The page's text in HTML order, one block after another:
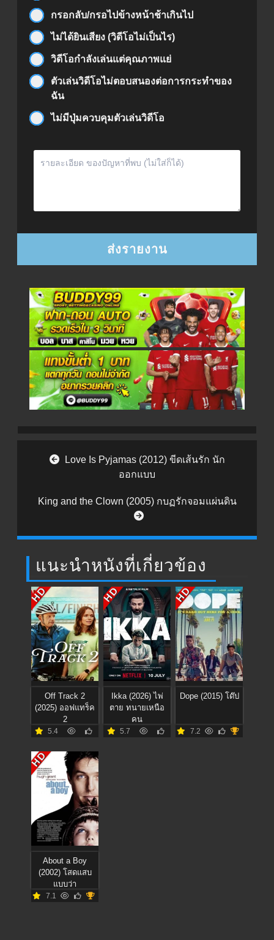
กรอกลับ/กรอไปข้างหน้าช้าเกินไป
ไม่ได้ยินเสียง (วิดีโอไม่เป็นไร)
วิดีโอกำลังเล่นแต่คุณภาพแย่
ตัวเล่นวิดีโอไม่ตอบสนองต่อการกระทำของ
ฉัน
ไม่มีปุ่มควบคุมตัวเล่นวิดีโอ
Post navigation
Love Is Pyjamas (2012) ขีดเส้นรัก นัก
ออกแบบ
King and the Clown (2005) กบฏรักจอมแผ่นดิน
แนะนำหนังที่เกี่ยวข้อง
HD
Off Track 2
(2025) ออฟแทร็ค
2
5.4
HD
Ikka (2026) ไพ่
ตาย ทนายเหนือ
คน
5.7
HD
Dope (2015) โด๊ป
7.2
HD
About a Boy
(2002) โสดแสบ
แบบว่า
7.1